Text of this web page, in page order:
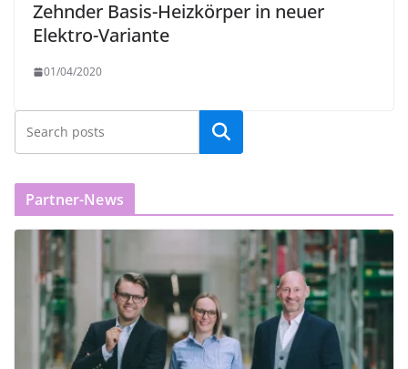
Zehnder Basis-Heizkörper in neuer
Elektro-Variante
01/04/2020
Partner-News